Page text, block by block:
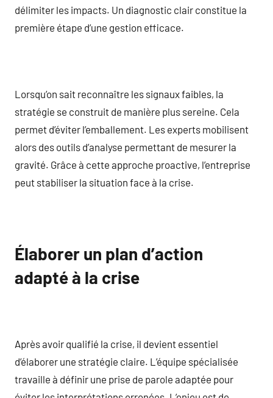
délimiter les impacts. Un diagnostic clair constitue la
première étape d’une gestion efficace.
Lorsqu’on sait reconnaître les signaux faibles, la
stratégie se construit de manière plus sereine. Cela
permet d’éviter l’emballement. Les experts mobilisent
alors des outils d’analyse permettant de mesurer la
gravité. Grâce à cette approche proactive, l’entreprise
peut stabiliser la situation face à la crise.
Élaborer un plan d’action
adapté à la crise
Après avoir qualifié la crise, il devient essentiel
d’élaborer une stratégie claire. L’équipe spécialisée
travaille à définir une prise de parole adaptée pour